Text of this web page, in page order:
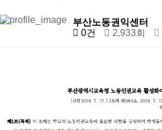
부산노동권익센터
0건
2,933회